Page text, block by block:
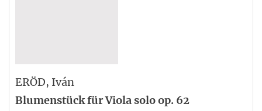
ERÖD, Iván
Blumenstück für Viola solo op. 62